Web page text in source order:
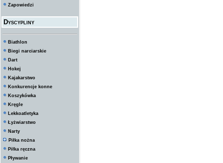
Zapowiedzi
Dyscypliny
Biathlon
Biegi narciarskie
Dart
Hokej
Kajakarstwo
Konkurencje konne
Koszykówka
Kręgle
Lekkoatletyka
Łyżwiarstwo
Narty
Piłka nożna
Piłka ręczna
Pływanie